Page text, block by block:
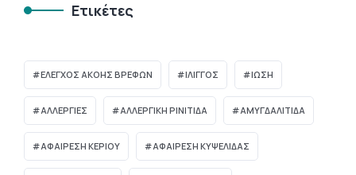
Ετικέτες
ΈΛΕΓΧΟΣ ΑΚΟΉΣ ΒΡΕΦΏΝ ΊΛΙΓΓΟΣ ΊΩΣΗ
ΑΛΛΕΡΓΙΕΣ ΑΛΛΕΡΓΙΚΗ ΡΙΝΙΤΙΔΑ ΑΜΥΓΔΑΛΙΤΙΔΑ
ΑΦΑΙΡΕΣΗ ΚΕΡΙΟΥ ΑΦΑΙΡΕΣΗ ΚΥΨΕΛΙΔΑΣ